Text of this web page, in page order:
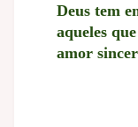
Deus tem
aqueles
amor